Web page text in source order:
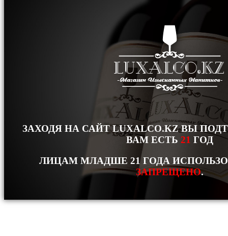
ЗАХОДЯ НА САЙТ LUXALCO.KZ ВЫ
ВАМ ЕСТЬ 21 ГОД
ЛИЦАМ МЛАДШЕ 21 ГОДА
ЗАПРЕЩЕНО.